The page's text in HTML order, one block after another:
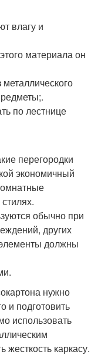
влагу и
материала он
по лестнице
перегородки
экономичный
обычно при
других
должны
нужно
и подготовить
использовать
каркасу.